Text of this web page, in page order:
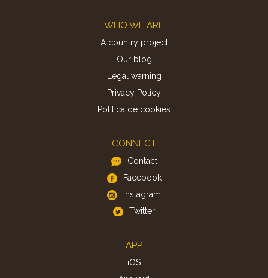
WHO WE ARE
A country project
Our blog
Legal warning
Privacy Policy
Politica de cookies
CONNECT
Contact
Facebook
Instagram
Twitter
APP
iOS